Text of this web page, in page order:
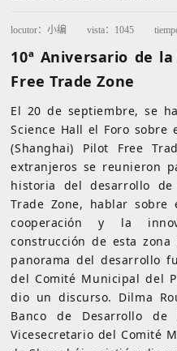
locutor：小编 vista： 1045
10ª Aniversario de
Free Trade Zone
El 20 de septiembre, se
Science Hall el Foro sobre
(Shanghai) Pilot Free
extranjeros se reunieron
historia del desarrollo de
Trade Zone, hablar
cooperación y la
construcción de esta
panorama del desarrollo
del Comité Municipal del
dio un discurso. Dilma
Banco de Desarrollo de
Vicesecretario del Comité